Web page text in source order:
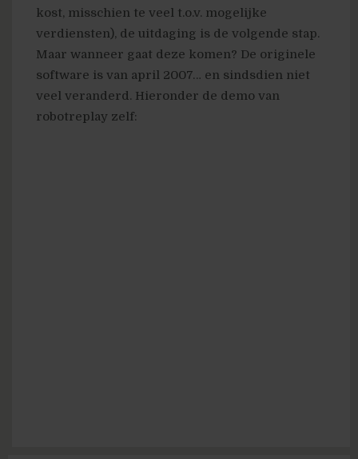
kost, misschien te veel t.o.v. mogelijke
verdiensten), de uitdaging is de volgende stap.
Maar wanneer gaat deze komen? De originele
software is van april 2007… en sindsdien niet
veel veranderd. Hieronder de demo van
robotreplay zelf: